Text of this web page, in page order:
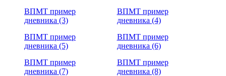
ВПМТ пример
дневника (3)
ВПМТ пример
дневника (4)
ВПМТ пример
дневника (5)
ВПМТ пример
дневника (6)
ВПМТ пример
дневника (7)
ВПМТ пример
дневника (8)